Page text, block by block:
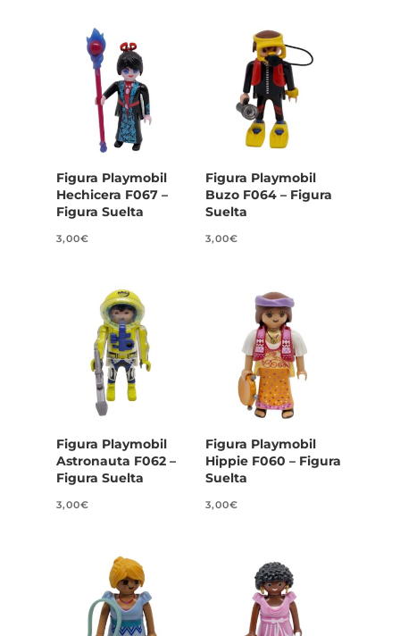
Figura Playmobil
Hechicera F067 –
Figura Suelta
3,00€
Figura Playmobil
Buzo F064 – Figura
Suelta
3,00€
Figura Playmobil
Astronauta F062 –
Figura Suelta
3,00€
Figura Playmobil
Hippie F060 – Figura
Suelta
3,00€